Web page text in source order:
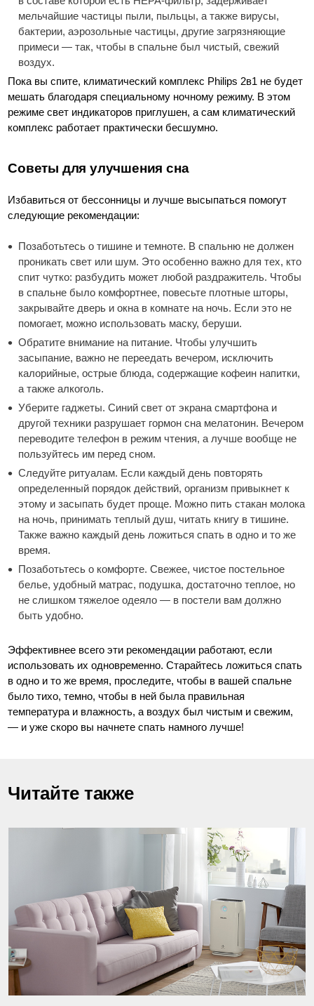
мельчайшие частицы пыли, пыльцы, а также вирусы,
бактерии, аэрозольные частицы, другие загрязняющие
примеси — так, чтобы в спальне был чистый, свежий
воздух.
Пока вы спите, климатический комплекс Philips 2в1 не будет
мешать благодаря специальному ночному режиму. В этом
режиме свет индикаторов приглушен, а сам климатический
комплекс работает практически бесшумно.
Советы для улучшения сна
Избавиться от бессонницы и лучше высыпаться помогут
следующие рекомендации:
Позаботьтесь о тишине и темноте. В спальню не должен
проникать свет или шум. Это особенно важно для тех, кто
спит чутко: разбудить может любой раздражитель. Чтобы
в спальне было комфортнее, повесьте плотные шторы,
закрывайте дверь и окна в комнате на ночь. Если это не
помогает, можно использовать маску, беруши.
Обратите внимание на питание. Чтобы улучшить
засыпание, важно не переедать вечером, исключить
калорийные, острые блюда, содержащие кофеин напитки,
а также алкоголь.
Уберите гаджеты. Синий свет от экрана смартфона и
другой техники разрушает гормон сна мелатонин. Вечером
переводите телефон в режим чтения, а лучше вообще не
пользуйтесь им перед сном.
Следуйте ритуалам. Если каждый день повторять
определенный порядок действий, организм привыкнет к
этому и засыпать будет проще. Можно пить стакан молока
на ночь, принимать теплый душ, читать книгу в тишине.
Также важно каждый день ложиться спать в одно и то же
время.
Позаботьтесь о комфорте. Свежее, чистое постельное
белье, удобный матрас, подушка, достаточно теплое, но
не слишком тяжелое одеяло — в постели вам должно
быть удобно.
Эффективнее всего эти рекомендации работают, если
использовать их одновременно. Старайтесь ложиться спать
в одно и то же время, проследите, чтобы в вашей спальне
было тихо, темно, чтобы в ней была правильная
температура и влажность, а воздух был чистым и свежим,
— и уже скоро вы начнете спать намного лучше!
Читайте также